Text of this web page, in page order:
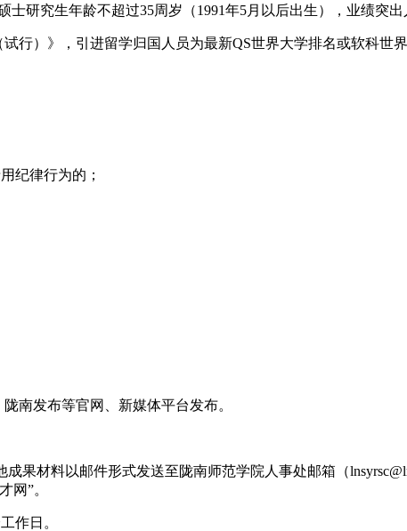
士研究生年龄不超过35周岁（1991年5月以后出生），业绩突出
行）》，引进留学归国人员为最新QS世界大学排名或软科世
纪律行为的；
南发布等官网、新媒体平台发布。
果材料以邮件形式发送至陇南师范学院人事处邮箱（
网”。
作日。